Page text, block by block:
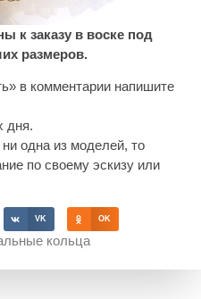
к заказу в воске под
размеров.
в комментарии напишите
дня.
одна из моделей, то
по своему эскизу или
VK OK
кольца